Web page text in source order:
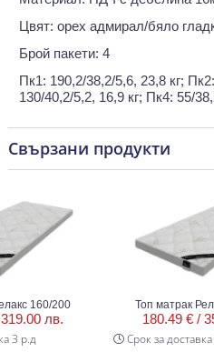
Цвят: орех адмирал/бяло
Брой пакети: 4
Пк1: 190,2/38,2/5,6, 23,8 кг;
130/40,2/5,2, 16,9 кг; Пк4: 55/
Свързани продукти
160/200
лв.
Топ матрак
180.49 € /
Срок за доставка 3